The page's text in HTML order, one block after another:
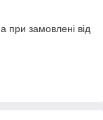
при замовлені від